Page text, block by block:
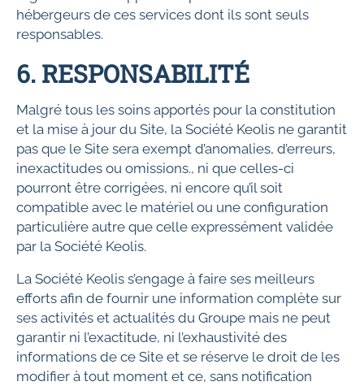
hébergeurs de ces services dont ils sont seuls
responsables.
6. RESPONSABILITÉ
Malgré tous les soins apportés pour la constitution
et la mise à jour du Site, la Société Keolis ne garantit
pas que le Site sera exempt d’anomalies, d’erreurs,
inexactitudes ou omissions., ni que celles-ci
pourront être corrigées, ni encore qu’il soit
compatible avec le matériel ou une configuration
particulière autre que celle expressément validée
par la Société Keolis.
La Société Keolis s’engage à faire ses meilleurs
efforts afin de fournir une information complète sur
ses activités et actualités du Groupe mais ne peut
garantir ni l’exactitude, ni l’exhaustivité des
informations de ce Site et se réserve le droit de les
modifier à tout moment et ce, sans notification